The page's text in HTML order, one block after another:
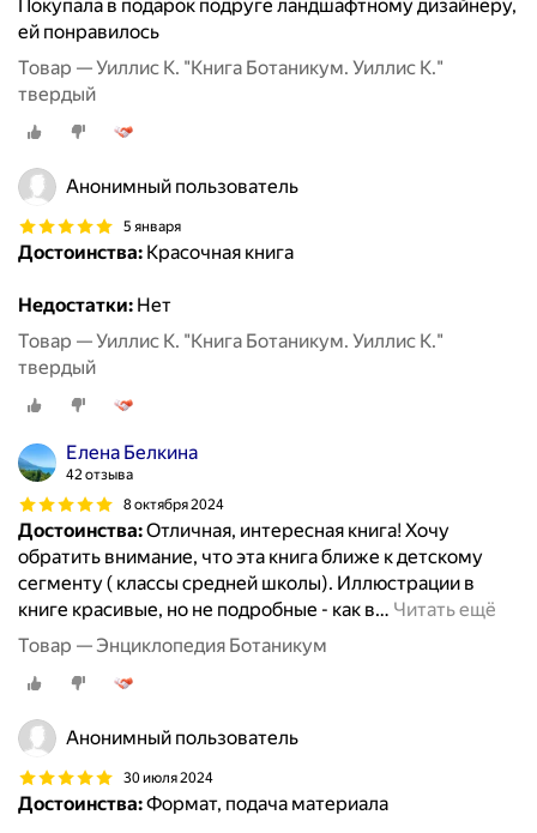
Покупала в подарок подруге ландшафтному дизайнеру,
ей понравилось
Товар — Уиллис К. "Книга Ботаникум. Уиллис К."
твердый
Анонимный пользователь
5 января
Достоинства: Красочная книга
Недостатки: Нет
Товар — Уиллис К. "Книга Ботаникум. Уиллис К."
твердый
Елена Белкина
42 отзыва
8 октября 2024
Достоинства:Отличная, интересная книга! Хочу
обратить внимание, что эта книга ближе к детскому
сегменту ( классы средней школы). Иллюстрации в
книге красивые, но не подробные - как в… Читать ещё
Товар — Энциклопедия Ботаникум
Анонимный пользователь
30 июля 2024
Достоинства:Формат, подача материала